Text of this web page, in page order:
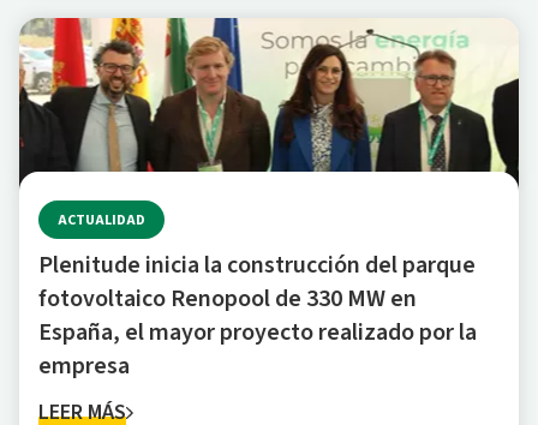
ACTUALIDAD
Plenitude inicia la construcción del parque
fotovoltaico Renopool de 330 MW en
España, el mayor proyecto realizado por la
empresa
LEER MÁS